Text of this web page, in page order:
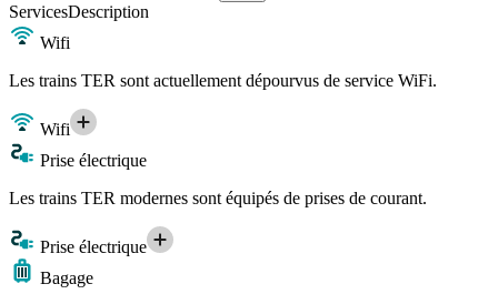
ServicesDescription
Wifi
Les trains TER sont actuellement dépourvus de service WiFi.
Wifi
Prise électrique
Les trains TER modernes sont équipés de prises de courant.
Prise électrique
Bagage